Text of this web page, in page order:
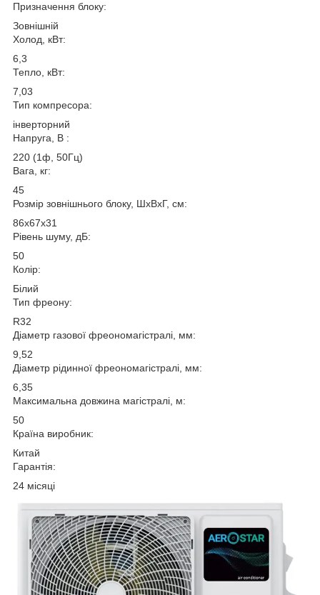
Призначення блоку:
Зовнішній
Холод, кВт:
6,3
Тепло, кВт:
7,03
Тип компресора:
інверторний
Напруга, В :
220 (1ф, 50Гц)
Вага, кг:
45
Розмір зовнішнього блоку, ШxВxГ, cм:
86x67x31
Рівень шуму, дБ:
50
Колір:
Білий
Тип фреону:
R32
Діаметр газової фреономагістралі, мм:
9,52
Діаметр рідинної фреономагістралі, мм:
6,35
Максимальна довжина магістралі, м:
50
Країна виробник:
Китай
Гарантія:
24 місяці